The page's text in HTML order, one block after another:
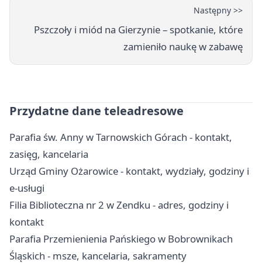
Następny >>
Pszczoły i miód na Gierzynie – spotkanie, które
zamieniło naukę w zabawę
Przydatne dane teleadresowe
Parafia św. Anny w Tarnowskich Górach - kontakt,
zasięg, kancelaria
Urząd Gminy Ożarowice - kontakt, wydziały, godziny i
e-usługi
Filia Biblioteczna nr 2 w Zendku - adres, godziny i
kontakt
Parafia Przemienienia Pańskiego w Bobrownikach
Śląskich - msze, kancelaria, sakramenty